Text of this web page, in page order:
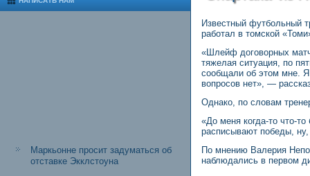
Маркьонне просит задуматься об
отставке Экклстоуна
Известный футбольный
работал в томской
«Шлейф договорных
тяжелая ситуация, по
сообщали об этом мне. Я
вопросов нет», —
Однако, по словам
«До меня когда-то что-
расписывают победы,
По мнению Валерия
наблюдались в первом